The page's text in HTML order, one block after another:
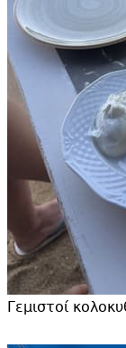
Γεμιστοί